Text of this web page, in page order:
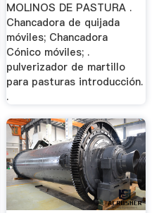
MOLINOS DE PASTURA .
Chancadora de quijada
móviles; Chancadora
Cónico móviles; .
pulverizador de martillo
para pasturas introducción.
.